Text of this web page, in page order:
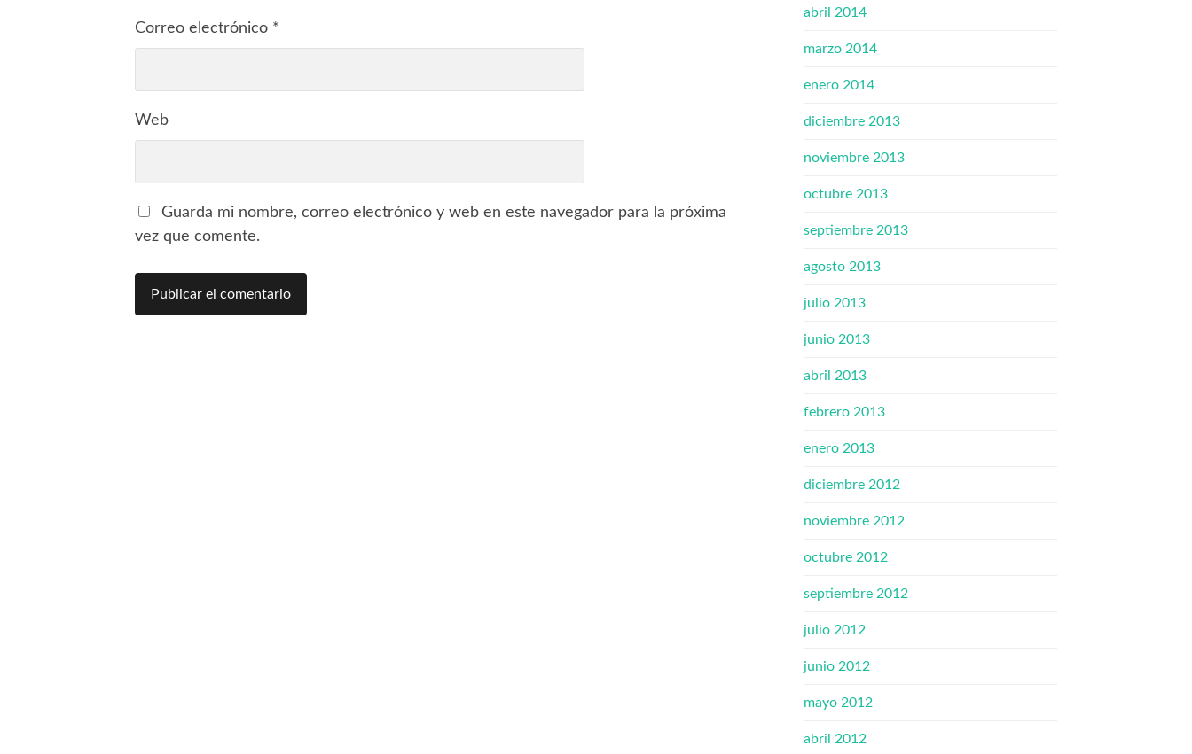
Correo electrónico *
Web
Guarda mi nombre, correo electrónico y web en este navegador para la próxima
vez que comente.
abril 2014
marzo 2014
enero 2014
diciembre 2013
noviembre 2013
octubre 2013
septiembre 2013
agosto 2013
julio 2013
junio 2013
abril 2013
febrero 2013
enero 2013
diciembre 2012
noviembre 2012
octubre 2012
septiembre 2012
julio 2012
junio 2012
mayo 2012
abril 2012